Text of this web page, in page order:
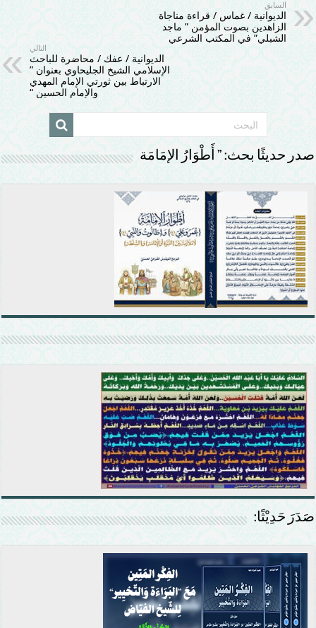
السابق
الديوانية / غماس / قراءة مناجاة
الزاهدين بصوت المؤمن ” ماجد
الشبلي” في المكتب الشرعي
التالي
الديوانية / عفك / محاضرة للباحث
الإسلامي الشيخ الجليحاوي بعنوان ”
الارتباط بين ثورتي الإمام المهدي
والإمام الحسين “
صدر حديثًا بحث: ” أَطْوَارُ الإمَامَة
صَدَرَ حَدِيْثًا: